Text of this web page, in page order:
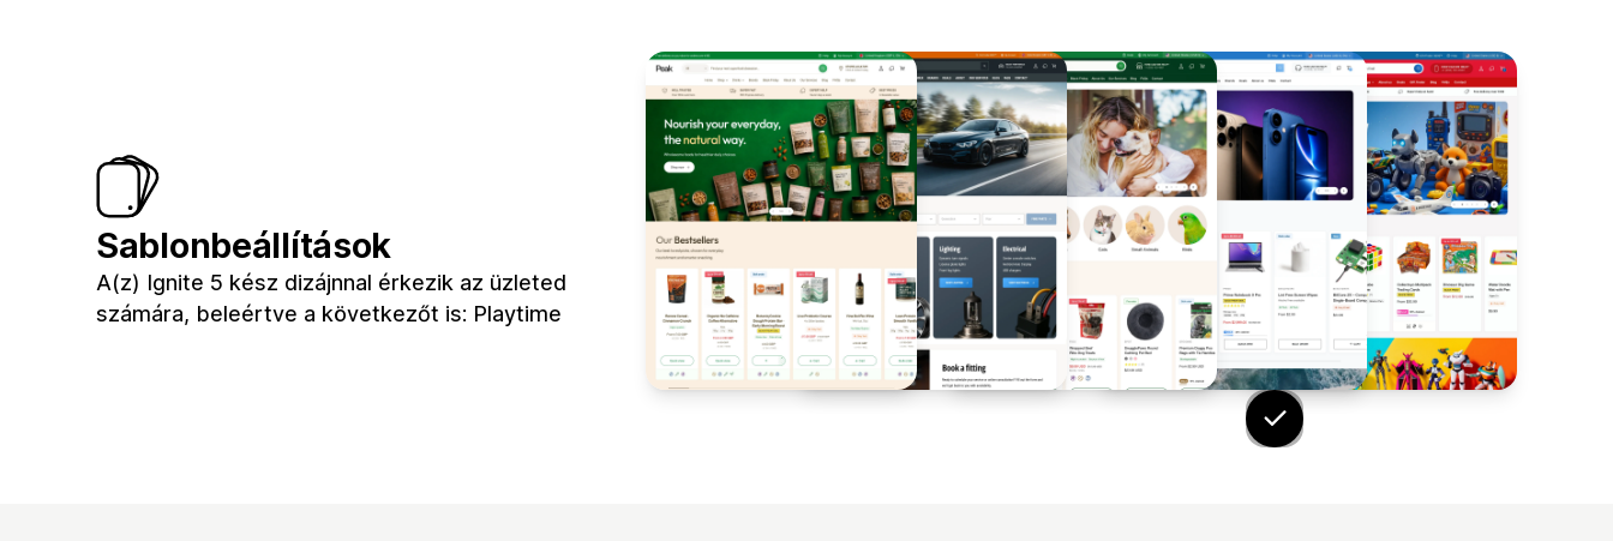
Sablonbeállítások
A(z) Ignite 5 kész dizájnnal érkezik az üzleted
számára, beleértve a következőt is: Playtime